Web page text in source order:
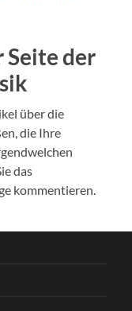
der
über die
die Ihre
das
kommentieren.